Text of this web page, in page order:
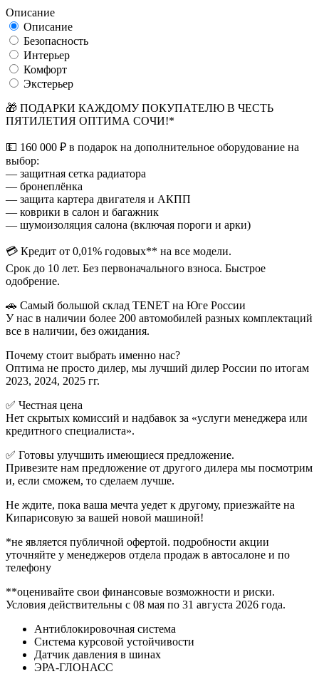
Описание
Описание
Безопасность
Интерьер
Комфорт
Экстерьер
🎁 ПОДАРКИ КАЖДОМУ ПОКУПАТЕЛЮ В ЧЕСТЬ
ПЯТИЛЕТИЯ ОПТИМА СОЧИ!*
💵 160 000 ₽ в подарок на дополнительное оборудование на
выбор:
— защитная сетка радиатора
— бронеплёнка
— защита картера двигателя и АКПП
— коврики в салон и багажник
— шумоизоляция салона (включая пороги и арки)
💳 Кредит от 0,01% годовых** на все модели.
Срок до 10 лет. Без первоначального взноса. Быстрое
одобрение.
🚗 Самый большой склад TENET на Юге России
У нас в наличии более 200 автомобилей разных комплектаций
все в наличии, без ожидания.
Почему стоит выбрать именно нас?
Оптима не просто дилер, мы лучший дилер России по итогам
2023, 2024, 2025 гг.
✅ Честная цена
Нет скрытых комиссий и надбавок за «услуги менеджера или
кредитного специалиста».
✅ Готовы улучшить имеющиеся предложение.
Привезите нам предложение от другого дилера мы посмотрим
и, если сможем, то сделаем лучше.
Не ждите, пока ваша мечта уедет к другому, приезжайте на
Кипарисовую за вашей новой машиной!
*не является публичной офертой. подробности акции
уточняйте у менеджеров отдела продаж в автосалоне и по
телефону
**оценивайте свои финансовые возможности и риски.
Условия действительны с 08 мая по 31 августа 2026 года.
Антиблокировочная система
Система курсовой устойчивости
Датчик давления в шинах
ЭРА-ГЛОНАСС